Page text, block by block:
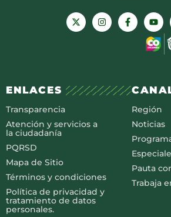
ENLACES
Transparencia
Atención y servicios a
la ciudadanía
PQRSD
Mapa de Sitio
Términos y condiciones
Política de privacidad y
tratamiento de datos
personales.
Región
Noticias
Pauta
Trabaja